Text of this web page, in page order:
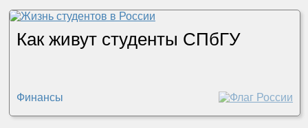
Как живут студенты СПбГУ
Финансы